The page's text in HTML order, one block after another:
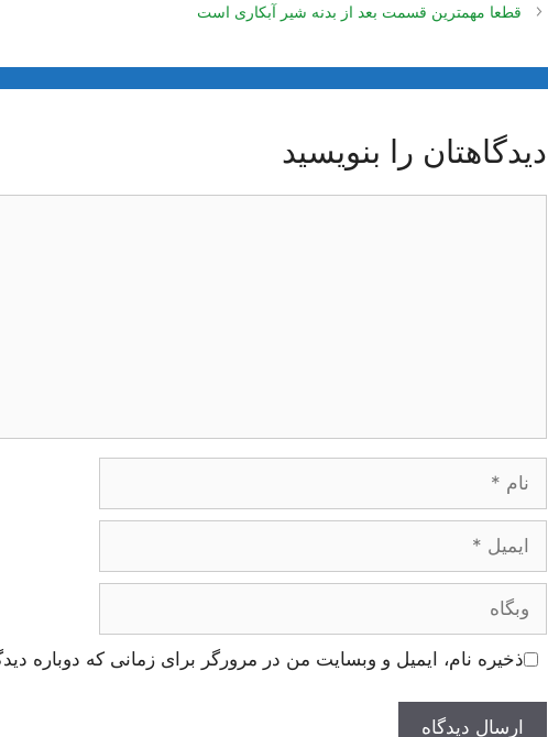
نوشته‌هاقطعا مهمترین قسمت بعد از بدنه شیر آبکاری است
دیدگاهتان را بنویسید
ایمیل
وبگاه
ذخیره نام، ایمیل و وبسایت من در مرورگر برای زمانی که دوباره